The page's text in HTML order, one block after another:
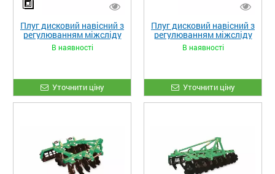
Плуг дисковий навісний з
регулюванням міжсліду
PDM 2.2 (1)
В наявності
Уточнити ціну
Плуг дисковий навісний з
регулюванням міжсліду
PDM 1.8 (2)
В наявності
Уточнити ціну